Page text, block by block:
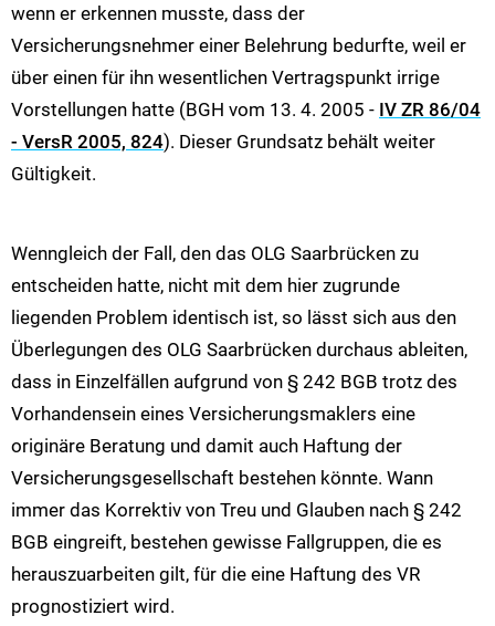
wenn er erkennen musste, dass der
Versicherungsnehmer einer Belehrung bedurfte, weil er
über einen für ihn wesentlichen Vertragspunkt irrige
Vorstellungen hatte (BGH vom 13. 4. 2005 - IV ZR 86/04
- VersR 2005, 824). Dieser Grundsatz behält weiter
Gültigkeit.
Wenngleich der Fall, den das OLG Saarbrücken zu
entscheiden hatte, nicht mit dem hier zugrunde
liegenden Problem identisch ist, so lässt sich aus den
Überlegungen des OLG Saarbrücken durchaus ableiten,
dass in Einzelfällen aufgrund von § 242 BGB trotz des
Vorhandensein eines Versicherungsmaklers eine
originäre Beratung und damit auch Haftung der
Versicherungsgesellschaft bestehen könnte. Wann
immer das Korrektiv von Treu und Glauben nach § 242
BGB eingreift, bestehen gewisse Fallgruppen, die es
herauszuarbeiten gilt, für die eine Haftung des VR
prognostiziert wird.